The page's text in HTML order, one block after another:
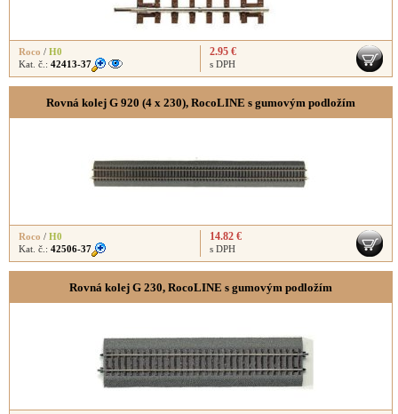
Roco / H0
Kat. č.: 42413-37
2.95 €
s DPH
Rovná kolej G 920 (4 x 230), RocoLINE s gumovým podložím
Roco / H0
Kat. č.: 42506-37
14.82 €
s DPH
Rovná kolej G 230, RocoLINE s gumovým podložím